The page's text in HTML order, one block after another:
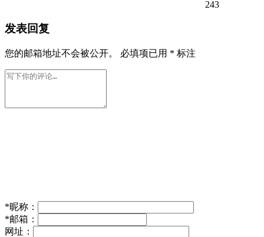
243
发表回复
您的邮箱地址不会被公开。 必填项已用 * 标注
*昵称：
*邮箱：
网址：